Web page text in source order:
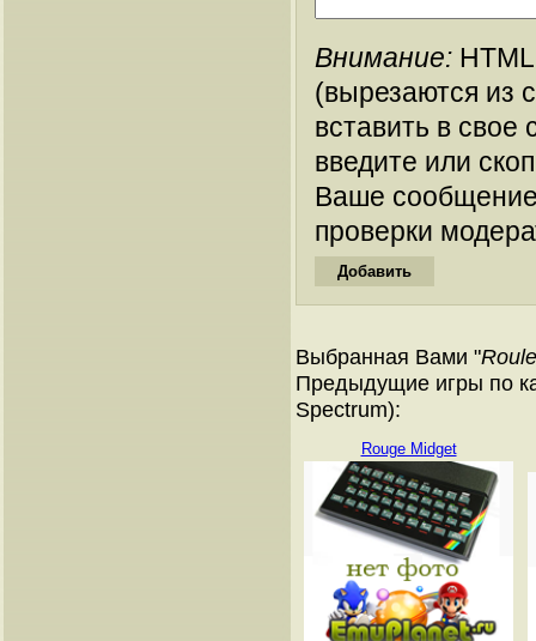
Внимание:
(вырезаются из
вставить в
введите или
Ваше
проверки
Выбранная Вами "
Предыдущие игры по
Spectrum):
Rouge Midget